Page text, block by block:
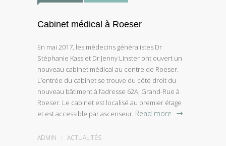
Cabinet médical à Roeser
En mai 2017, les médecins généralistes Dr
Stéphanie Kass et Dr Jenny Linster ont ouvert un
nouveau cabinet médical au centre de Roeser.
L’entrée du cabinet se trouve du côté droit du
nouveau bâtiment à l’adresse 62A, Grand-Rue à
Roeser. Le cabinet est localisé au premier étage
et est accessible par ascenseur. Read more
ADMIN ACTUALITÉS